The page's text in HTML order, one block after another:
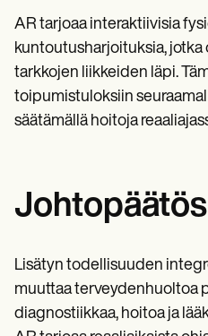
AR tarjoaa interaktiivisia
kuntoutusharjoituksia,
tarkkojen liikkeiden läpi.
toipumistuloksiin
säätämällä hoitoja
Johtopäätös
Lisätyn todellisuuden
muuttaa terveydenhuoltoa
diagnostiikkaa, hoitoa ja